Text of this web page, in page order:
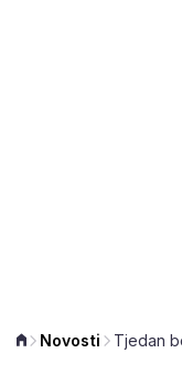
Novosti